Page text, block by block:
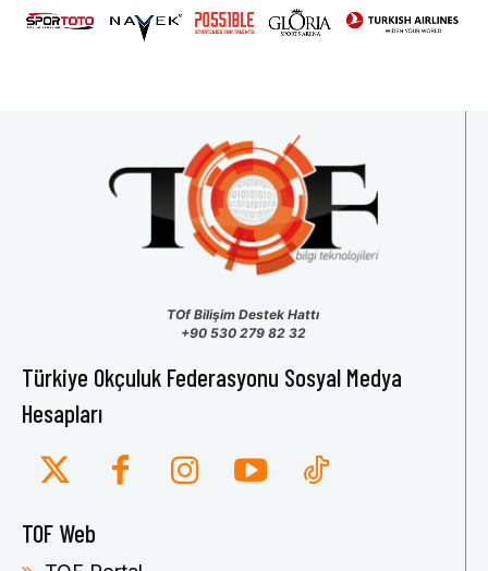
TOf Bilişim Destek Hattı
+90 530 279 82 32
Türkiye Okçuluk Federasyonu Sosyal Medya
Hesapları
TOF Web